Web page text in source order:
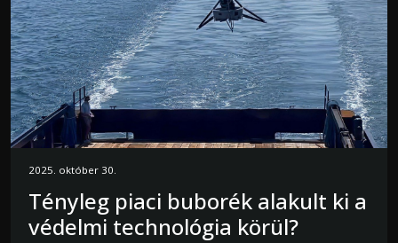
2025. október 30.
Tényleg piaci buborék alakult ki a
védelmi technológia körül?